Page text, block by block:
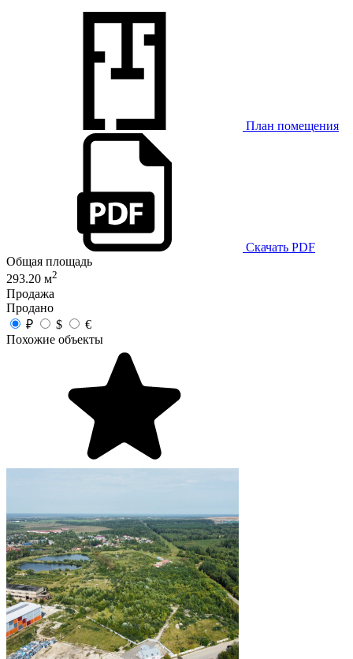
План помещения
Скачать PDF
Общая площадь
293.20 м2
Продажа
Продано
₽
$
€
Похожие объекты